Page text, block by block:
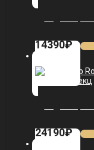
14390₽
24190₽